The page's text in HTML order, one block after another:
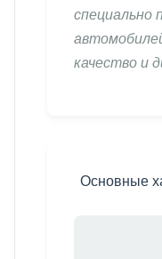
специально
качество и
Основные